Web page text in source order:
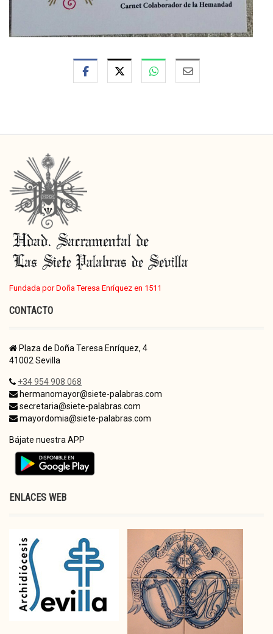
Fundada por Doña Teresa Enríquez en 1511
CONTACTO
Plaza de Doña Teresa Enríquez, 4
41002 Sevilla
+34 954 908 068
hermanomayor@siete-palabras.com
secretaria@siete-palabras.com
mayordomia@siete-palabras.com
Bájate nuestra APP
ENLACES WEB